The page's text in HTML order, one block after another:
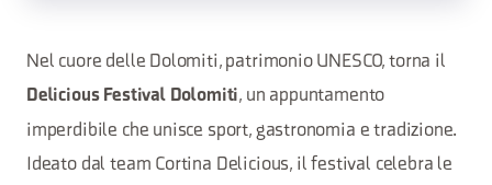
Nel cuore delle Dolomiti, patrimonio UNESCO, torna il
Delicious Festival Dolomiti, un appuntamento
imperdibile che unisce sport, gastronomia e tradizione.
Ideato dal team Cortina Delicious, il festival celebra le